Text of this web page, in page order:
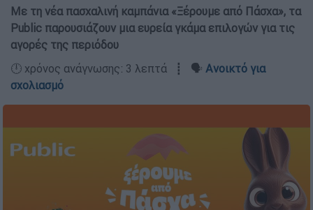
Με τη νέα πασχαλινή καμπάνια «Ξέρουμε από Πάσχα», τα
Public παρουσιάζουν μια ευρεία γκάμα επιλογών για τις
αγορές της περιόδου
🕛 χρόνος ανάγνωσης: 3 λεπτά ┋ 🗣️ Ανοικτό για
σχολιασμό